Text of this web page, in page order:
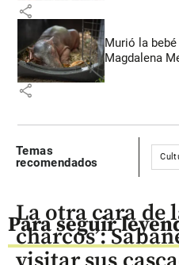
share
Murió la
Magdalena
share
Temas
recomendados
Para seguir
La otra cara de
charcos’: